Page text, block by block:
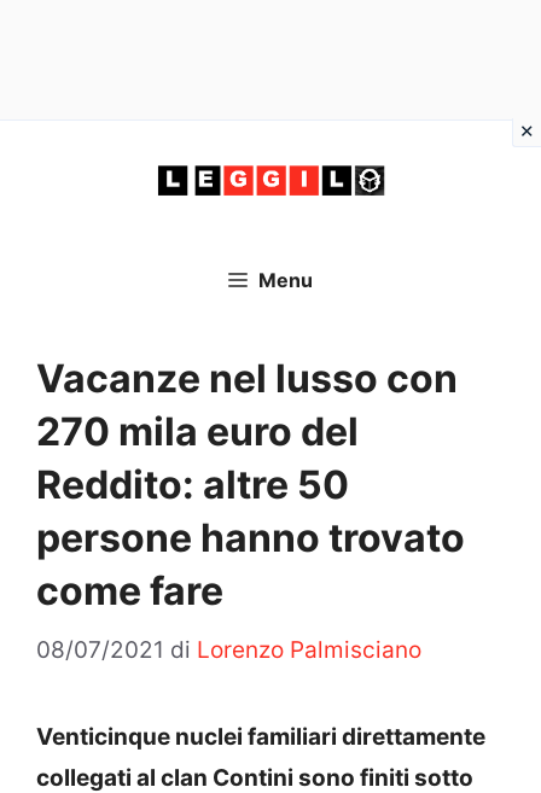
Menu
Vacanze nel lusso con
270 mila euro del
Reddito: altre 50
persone hanno trovato
come fare
08/07/2021 di Lorenzo Palmisciano
Venticinque nuclei familiari direttamente
collegati al clan Contini sono finiti sotto